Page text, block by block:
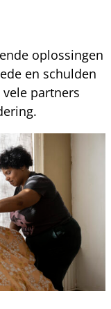
oplossingen
en schulden
partners